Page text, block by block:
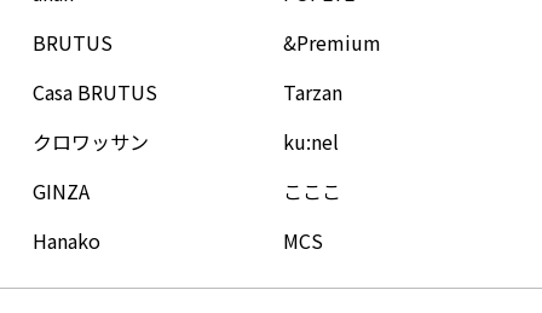
BRUTUS
Casa BRUTUS
クロワッサン
GINZA
Hanako
&Premium
Tarzan
ku:nel
こここ
MCS